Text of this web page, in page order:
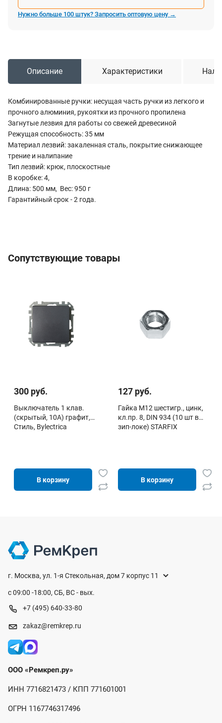
Нужно больше 100 штук? Запросить оптовую цену →
Описание Характеристики
Комбинированные ручки: несущая часть ручки из легкого и
прочного алюминия, рукоятки из прочного пропилена
Загнутые лезвия для работы со свежей древесиной
Режущая способность: 35 мм
Материал лезвий: закаленная сталь, покрытие снижающее
трение и налипание
Тип лезвий: крюк, плоскостные
В коробке: 4,
Длина: 500 мм, Вес: 950 г
Гарантийный срок - 2 года.
Сопутствующие товары
300 руб.
Выключатель 1 клав.
(cкрытый, 10А) графит,
Стиль, Bylectrica
В корзину
127 руб.
Гайка М12 шестигр., цинк,
кл.пр. 8, DIN 934 (10 шт в
зип-локе) STARFIX
В корзину
г. Москва, ул. 1-я Стекольная, дом 7 корпус 11
с 09:00 -18:00, СБ, ВС - вых.
+7 (495) 640-33-80
zakaz@remkrep.ru
ООО «Ремкреп.ру»
ИНН 7716821473 / КПП 771601001
ОГРН 1167746317496